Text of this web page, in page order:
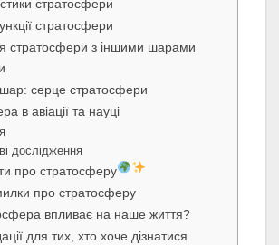
стратосфери
стратосфери
стратосфери з іншими шарами
серце стратосфери
в авіації та науці
дослідження
про стратосферу
про стратосферу
впливає на наше життя?
для тих, хто хоче дізнатися